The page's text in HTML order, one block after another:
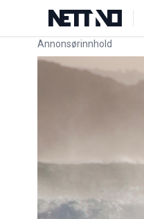
Annonsørinnhold
Link for annonse